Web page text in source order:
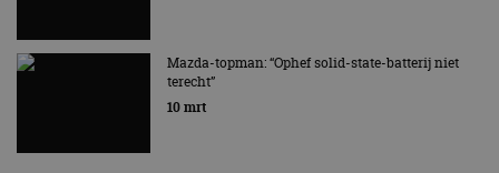
Mazda-topman: “Ophef solid-state-batterij niet
terecht”
10 mrt